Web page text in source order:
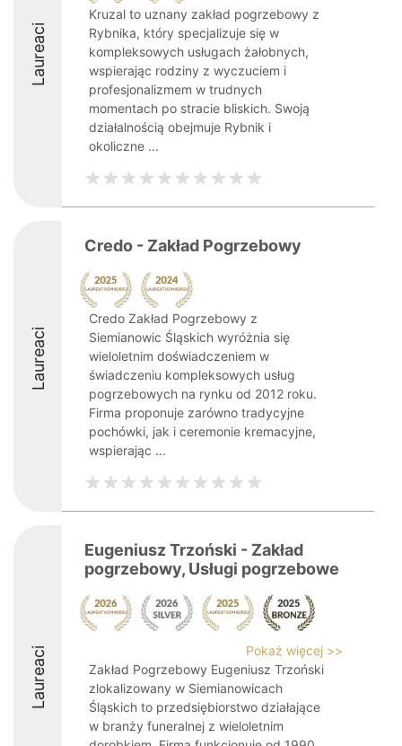
Laureaci
Kruzal to uznany zakład pogrzebowy z
Rybnika, który specjalizuje się w
kompleksowych usługach żałobnych,
wspierając rodziny z wyczuciem i
profesjonalizmem w trudnych
momentach po stracie bliskich. Swoją
działalnością obejmuje Rybnik i
okoliczne ...
Laureaci
Credo - Zakład Pogrzebowy
Credo Zakład Pogrzebowy z
Siemianowic Śląskich wyróżnia się
wieloletnim doświadczeniem w
świadczeniu kompleksowych usług
pogrzebowych na rynku od 2012 roku.
Firma proponuje zarówno tradycyjne
pochówki, jak i ceremonie kremacyjne,
wspierając ...
Laureaci
Eugeniusz Trzoński - Zakład
pogrzebowy, Usługi pogrzebowe
Pokaż więcej >>
Zakład Pogrzebowy Eugeniusz Trzoński
zlokalizowany w Siemianowicach
Śląskich to przedsiębiorstwo działające
w branży funeralnej z wieloletnim